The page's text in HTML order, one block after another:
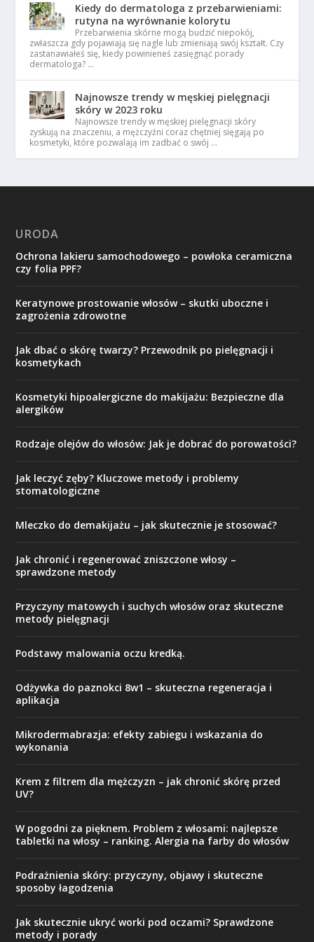
Kiedy do dermatologa z przebarwieniami:
rutyna na wyrównanie kolorytu
Przebarwienia skórne mogą budzić niepokój,
zwłaszcza gdy pojawiają się nagle lub zmieniają swój kształt. Czy
zastanawiałeś się, kiedy powinieneś zasięgnąć porady
dermatologa? …
Najnowsze trendy w męskiej pielęgnacji
skóry w 2023 roku
Najnowsze trendy w męskiej pielęgnacji skóry
zyskują na znaczeniu, a mężczyźni coraz chętniej sięgają po
kosmetyki, które pozwalają im zadbać o swój …
URODA
Ochrona lakieru samochodowego – powłoka ceramiczna
czy folia PPF?
Keratynowe prostowanie włosów – skutki uboczne i
zagrożenia zdrowotne
Jak dbać o skórę twarzy? Przewodnik po pielęgnacji i
kosmetykach
Kosmetyki hipoalergiczne do makijażu: Bezpieczne dla
alergików
Rodzaje olejów do włosów: Jak je dobrać do porowatości?
Jak leczyć zęby? Kluczowe metody i problemy
stomatologiczne
Mleczko do demakijażu – jak skutecznie je stosować?
Jak chronić i regenerować zniszczone włosy –
sprawdzone metody
Przyczyny matowych i suchych włosów oraz skuteczne
metody pielęgnacji
Podstawy malowania oczu kredką.
Odżywka do paznokci 8w1 – skuteczna regeneracja i
aplikacja
Mikrodermabrazja: efekty zabiegu i wskazania do
wykonania
Krem z filtrem dla mężczyzn – jak chronić skórę przed
UV?
W pogodni za pięknem. Problem z włosami: najlepsze
tabletki na włosy – ranking. Alergia na farby do włosów
Podrażnienia skóry: przyczyny, objawy i skuteczne
sposoby łagodzenia
Jak skutecznie ukryć worki pod oczami? Sprawdzone
metody i porady